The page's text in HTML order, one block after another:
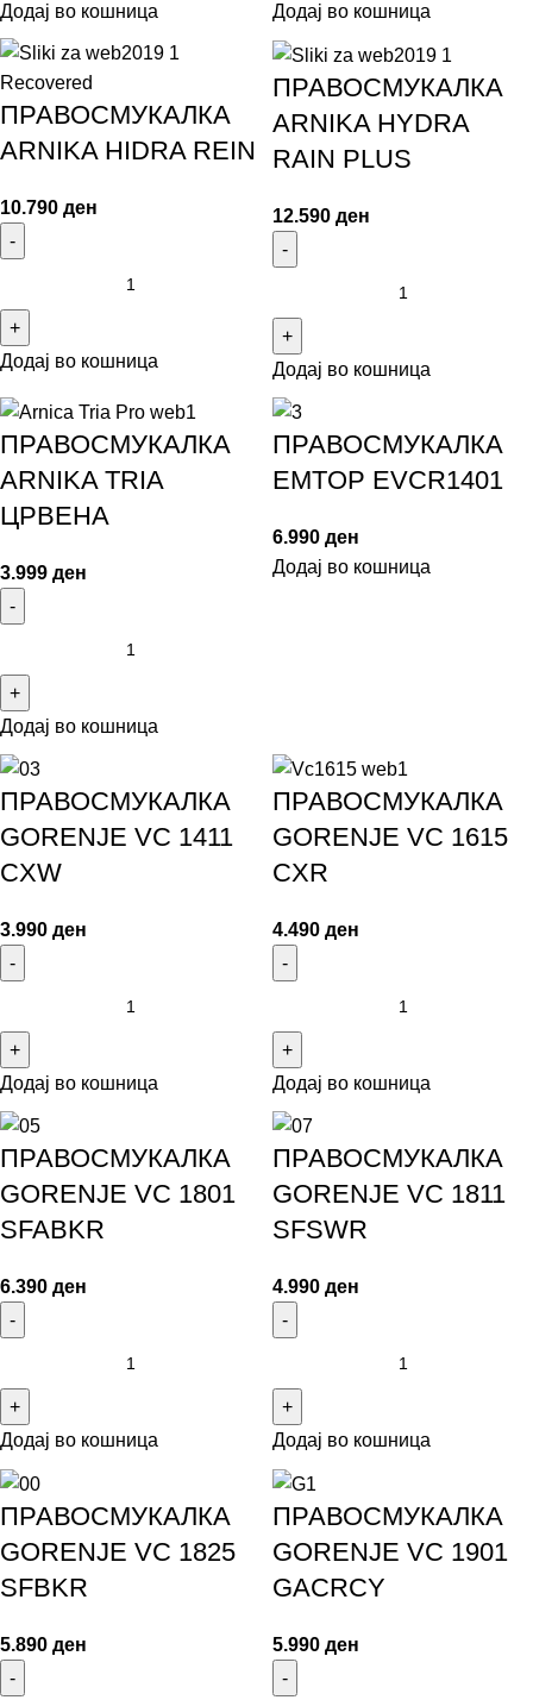
Додај во кошница Додај во кошница
ПРАВОСМУКАЛКА
ARNIKA HIDRA REIN
10.790 ден
Додај во кошница
ПРАВОСМУКАЛКА
ARNIKA HYDRA
RAIN PLUS
12.590 ден
Додај во кошница
ПРАВОСМУКАЛКА
ARNIKA TRIA
ЦРВЕНА
3.999 ден
Додај во кошница
ПРАВОСМУКАЛКА
EMTOP EVCR1401
6.990 ден
Додај во кошница
ПРАВОСМУКАЛКА
GORENJE VC 1411
CXW
3.990 ден
Додај во кошница
ПРАВОСМУКАЛКА
GORENJE VC 1615
CXR
4.490 ден
Додај во кошница
ПРАВОСМУКАЛКА
GORENJE VC 1801
SFABKR
6.390 ден
Додај во кошница
ПРАВОСМУКАЛКА
GORENJE VC 1811
SFSWR
4.990 ден
Додај во кошница
ПРАВОСМУКАЛКА
GORENJE VC 1825
SFBKR
5.890 ден
ПРАВОСМУКАЛКА
GORENJE VC 1901
GACRCY
5.990 ден